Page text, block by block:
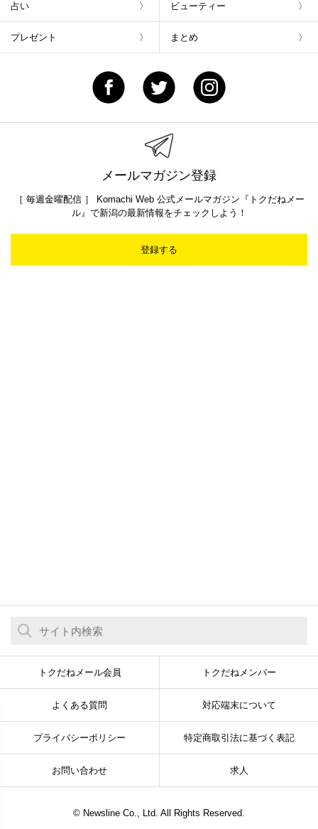
占い ビューティー
プレゼント まとめ
メールマガジン登録
［ 毎週金曜配信 ］ Komachi Web 公式メールマガジン『トクだねメー
ル』で新潟の最新情報をチェックしよう！
登録する
トクだねメール会員 トクだねメンバー
よくある質問 対応端末について
プライバシーポリシー 特定商取引法に基づく表記
お問い合わせ 求人
© Newsline Co., Ltd. All Rights Reserved.